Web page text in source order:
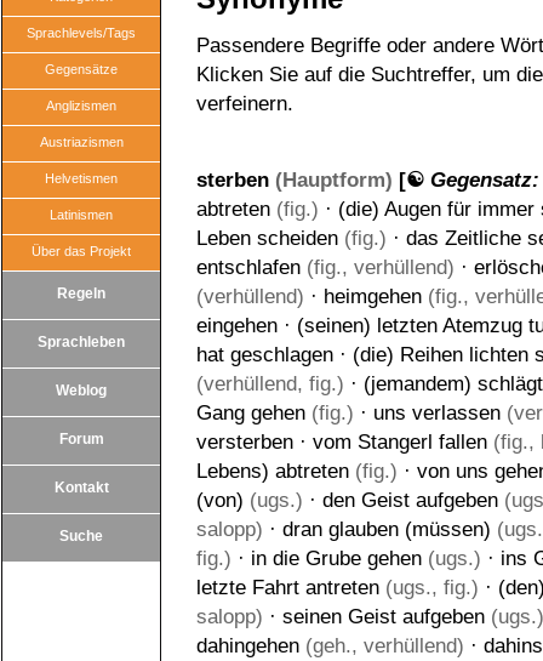
Sprachlevels/Tags
Gegensätze
Anglizismen
Austriazismen
Helvetismen
Latinismen
Über das Projekt
Regeln
Sprachleben
Weblog
Forum
Kontakt
Suche
Passendere Begriffe oder andere
Klicken Sie auf die Suchtreffer, um
verfeinern.
sterben (Hauptform) [☯
abtreten (fig.) · (die) Augen für immer
Leben scheiden (fig.) · das Zeitliche
entschlafen (fig., verhüllend) ·
(verhüllend) · heimgehen (fig.,
eingehen · (seinen) letzten Atemzug
hat geschlagen · (die) Reihen lichten
(verhüllend, fig.) · (jemandem)
Gang gehen (fig.) · uns verlassen
versterben · vom Stangerl fallen (fig.,
Lebens) abtreten (fig.) · von uns
(von) (ugs.) · den Geist aufgeben
salopp) · dran glauben (müssen)
fig.) · in die Grube gehen (ugs.) · ins
letzte Fahrt antreten (ugs., fig.) ·
salopp) · seinen Geist aufgeben (ugs.)
dahingehen (geh., verhüllend) ·